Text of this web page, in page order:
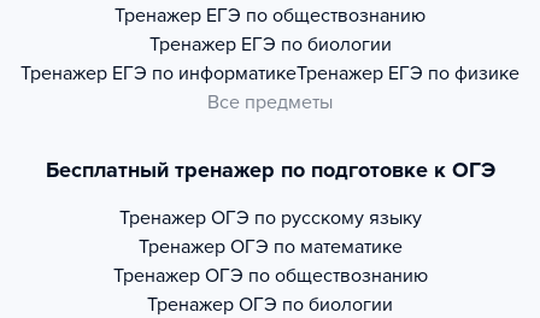
Тренажер ЕГЭ по обществознанию
Тренажер ЕГЭ по биологии
Тренажер ЕГЭ по информатикеТренажер ЕГЭ по физике
Все предметы
Бесплатный тренажер по подготовке к ОГЭ
Тренажер ОГЭ по русскому языку
Тренажер ОГЭ по математике
Тренажер ОГЭ по обществознанию
Тренажер ОГЭ по биологии